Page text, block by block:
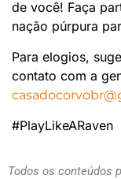
de você! Faça
nação púrpura
Para elogios,
contato com a
#PlayLikeARaven
Todos os conteúdos